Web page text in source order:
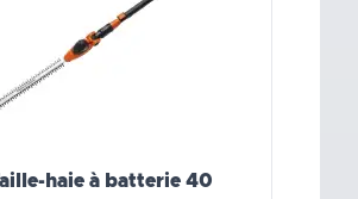
haie à batterie 40